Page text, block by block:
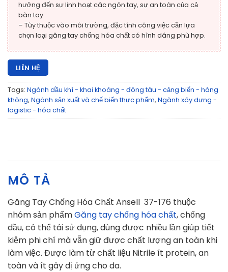
hưởng đến sự linh hoạt các ngón tay, sự an toàn của cả
bàn tay.
– Tùy thuộc vào môi trường, đặc tính công việc cần lựa
chọn loại găng tay chống hóa chất có hình dáng phù hợp.
LIÊN HỆ
Tags: Ngành dầu khí - khai khoáng - đóng tàu - cảng biển - hàng
không, Ngành sản xuất và chế biến thực phẩm, Ngành xây dựng -
logistic - hóa chất
MÔ TẢ
Găng Tay Chống Hóa Chất Ansell 37-176 thuộc
nhóm sản phẩmGăng tay chống hóa chất, chống
dầu, có thể tái sử dụng, dùng được nhiều lần giúp tiết
kiệm phi chí mà vẫn giữ được chất lượng an toàn khi
làm việc. Được làm từ chất liệu Nitrile ít protein, an
toàn và ít gây dị ứng cho da.